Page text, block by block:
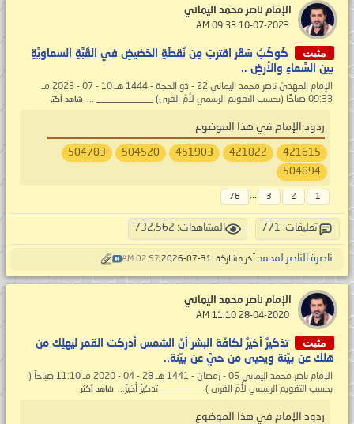
الإمام ناصر محمد اليماني
مثبت
كَوكَبُ سَقَر اقتربَ مِن نُقطَةِ الحَضيضِ في القُبَّةِ السماويَّةِ
بين السَّماءِ والأرضِ ..
الإمام المهديّ ناصر محمد اليماني 22 - ذو الحجة - 1444 هـ 10 - 07 - 2023 مـ
09:33 صباحًا (بحسب التقويم الرسمي لأمّ القرى) ____________ ...
شاهد أكثر
ردود الإمام في هذا الموضوع
421615
421822
451903
504520
504783
504894
1
2
3
...
78
تعليقات: 771 المشاهدات: 732,562
ناصرة الناصر لمحمد آخر مشاركة: 31-07-2026, 02:57 AM
الإمام ناصر محمد اليماني
مثبت
تذكيرٌ أخيرٌ لكافّة البشر أنّ الشمس أدركت القمر ليهلِك من
هلك عن بيّنة ويحيى من حيَّ عن بيّنة..
الإمام ناصر محمد اليماني 05 - رمضان - 1441 هـ 28 - 04 - 2020 مـ 11:10 صباحاً (
بحسب التقويم الرسمي لأمّ القرى ) _________ تذكيرٌ أخيرٌ... شاهد أكثر
ردود الإمام في هذا الموضوع